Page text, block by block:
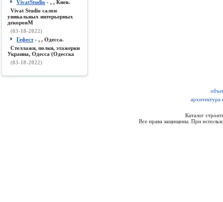
VivatStudio - , , Киев.
Vivat Studio салон
уникальных интерьерных
декоровМ
(03-18-2022)
Гефест- , , Одесса.
Стеллажи, полки, этажерки
Украина, Одесса (Одесска
(03-18-2022)
архитектура
Каталог
Все права защищены. При